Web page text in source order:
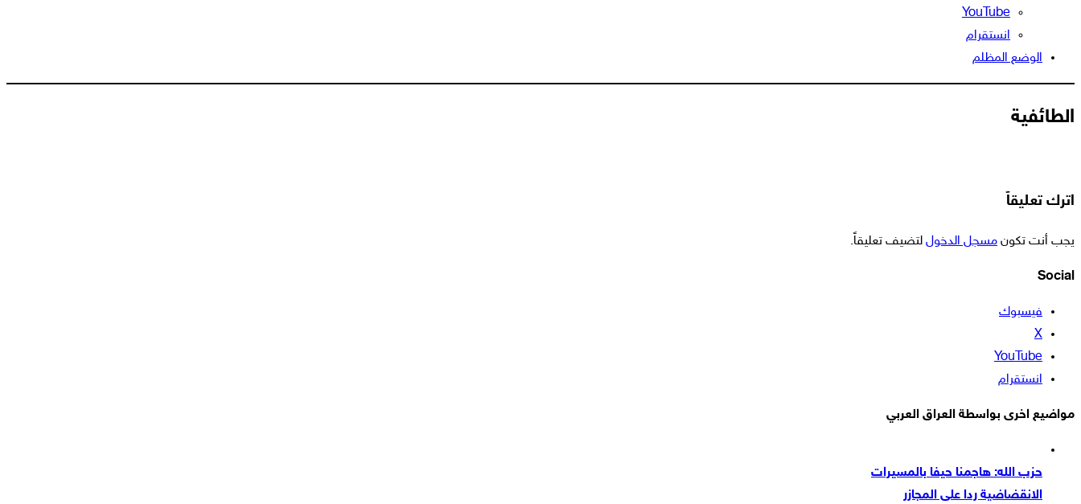
‫YouTube
انستقرام
الوضع المظلم
الطائفية
اترك تعليقاً
يجب أنت تكون مسجل الدخول لتضيف تعليقاً.
Social
فيسبوك
‫X
‫YouTube
انستقرام
مواضيع اخرى بواسطة العراق العربي
حزب الله: هاجمنا حيفا بالمسيرات
الانقضاضية ردا على المجازر